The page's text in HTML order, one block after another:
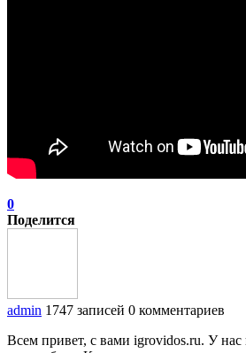
0
Поделится
admin 1747 записей 0 комментариев
Всем привет, с вами igrovidos.ru. У